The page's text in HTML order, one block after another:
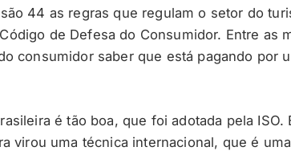
44 as regras que regulam o setor do
de Defesa do Consumidor. Entre as
consumidor saber que está pagando por
é tão boa, que foi adotada pela ISO.
virou uma técnica internacional, que é